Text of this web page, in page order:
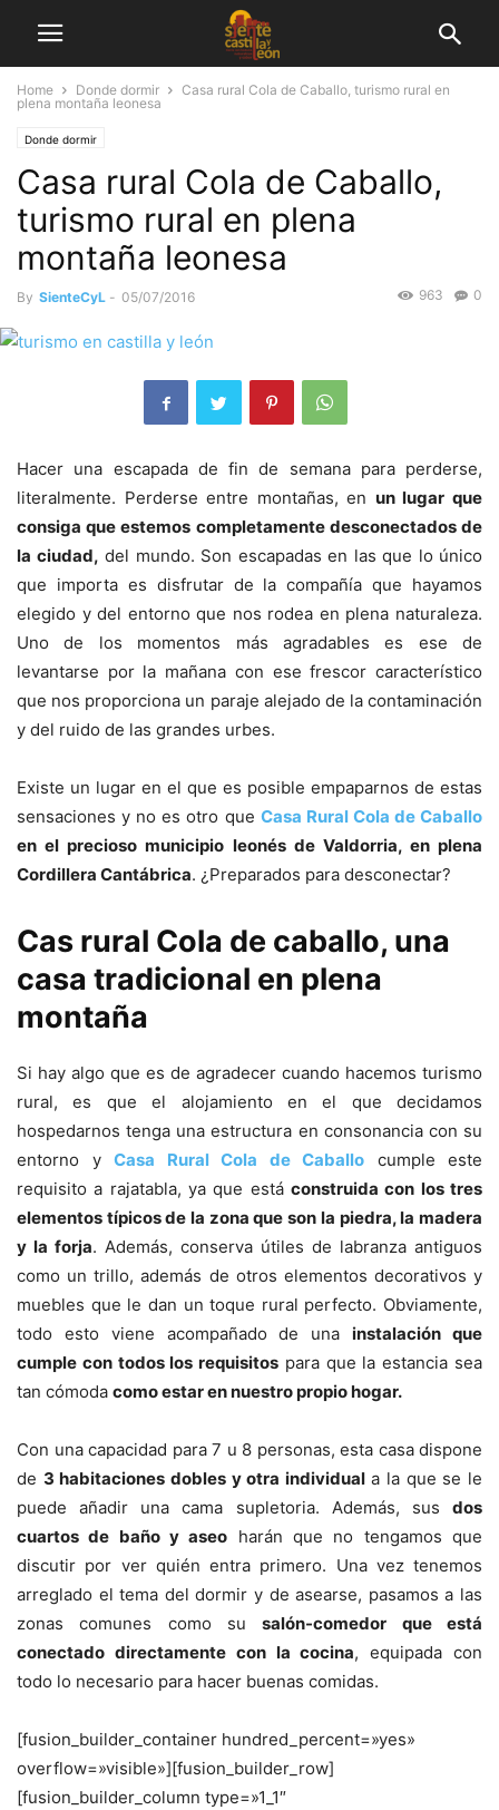
Home Donde dormir
Casa rural Cola de Caballo, turismo rural en
plena montaña leonesa
Donde dormir
Casa rural Cola de Caballo,
turismo rural en plena
montaña leonesa
By SienteCyL - 05/07/2016 0
963
Hacer una escapada de fin de semana para perderse,
literalmente. Perderse entre montañas, en un lugar que
consiga que estemos completamente desconectados de
la ciudad, del mundo. Son escapadas en las que lo único
que importa es disfrutar de la compañía que hayamos
elegido y del entorno que nos rodea en plena naturaleza.
Uno de los momentos más agradables es ese de
levantarse por la mañana con ese frescor característico
que nos proporciona un paraje alejado de la contaminación
y del ruido de las grandes urbes.
Existe un lugar en el que es posible empaparnos de estas
sensaciones y no es otro que Casa Rural Cola de Caballo
en el precioso municipio leonés de Valdorria, en plena
Cordillera Cantábrica. ¿Preparados para desconectar?
Cas rural Cola de caballo, una
casa tradicional en plena
montaña
Si hay algo que es de agradecer cuando hacemos turismo
rural, es que el alojamiento en el que decidamos
hospedarnos tenga una estructura en consonancia con su
entorno y Casa Rural Cola de Caballo cumple este
requisito a rajatabla, ya que está construida con los tres
elementos típicos de la zona que son la piedra, la madera
y la forja. Además, conserva útiles de labranza antiguos
como un trillo, además de otros elementos decorativos y
muebles que le dan un toque rural perfecto. Obviamente,
todo esto viene acompañado de unainstalación que
cumple con todos los requisitos para que la estancia sea
tan cómoda como estar en nuestro propio hogar.
Con una capacidad para 7 u 8 personas, esta casa dispone
de 3 habitaciones dobles y otra individuala la que se le
puede añadir una cama supletoria. Además, sus dos
cuartos de baño y aseo harán que no tengamos que
discutir por ver quién entra primero. Una vez tenemos
arreglado el tema del dormir y de asearse, pasamos a las
zonas comunes como susalón-comedor que está
conectado directamente con la cocina, equipada con
todo lo necesario para hacer buenas comidas.
[fusion_builder_container hundred_percent=»yes»
overflow=»visible»][fusion_builder_row]
[fusion_builder_column type=»1_1″